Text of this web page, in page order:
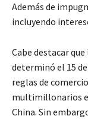
Además de
incluyendo
Cabe destacar
determinó el 15
reglas de
multimillonarios
China. Sin